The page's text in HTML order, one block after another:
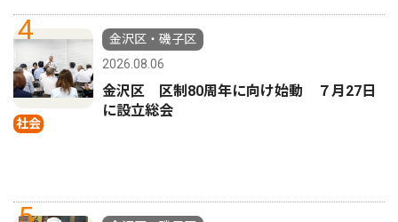
4
社会
金沢区・磯子区
2026.08.06
金沢区 区制80周年に向け始動 ７月27日
に設立総会